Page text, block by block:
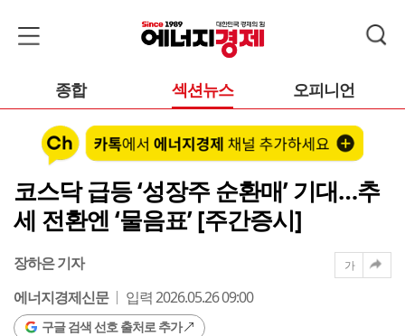
종합 섹션뉴스 오피니언
코스닥 급등 ‘성장주 순환매’ 기대…추
세 전환엔 ‘물음표’ [주간증시]
장하은 기자
에너지경제신문
입력 2026.05.26 09:00
구글 검색 선호 출처로 추가
가